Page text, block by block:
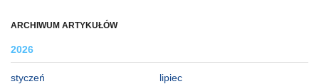
ARCHIWUM ARTYKUŁÓW
2026
styczeń lipiec